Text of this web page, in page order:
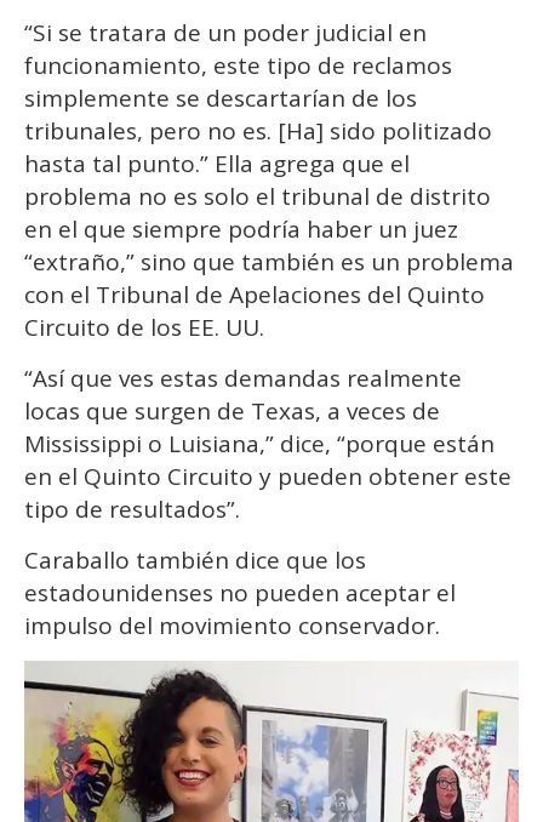
“Si se tratara de un poder judicial en
funcionamiento, este tipo de reclamos
simplemente se descartarían de los
tribunales, pero no es. [Ha] sido politizado
hasta tal punto.” Ella agrega que el
problema no es solo el tribunal de distrito
en el que siempre podría haber un juez
“extraño,” sino que también es un problema
con el Tribunal de Apelaciones del Quinto
Circuito de los EE. UU.
“Así que ves estas demandas realmente
locas que surgen de Texas, a veces de
Mississippi o Luisiana,” dice, “porque están
en el Quinto Circuito y pueden obtener este
tipo de resultados”.
Caraballo también dice que los
estadounidenses no pueden aceptar el
impulso del movimiento conservador.